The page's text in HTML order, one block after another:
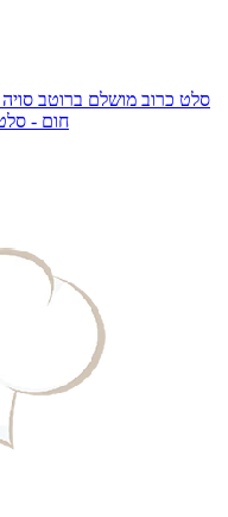
סלט כרוב מושלם ברוטב
חום -